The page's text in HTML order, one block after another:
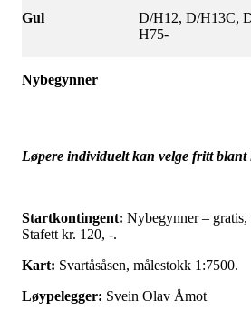
Gul
D/H12, D/H13C,
H75-
Nybegynner
Løpere individuelt kan velge fritt blant
Startkontingent: Nybegynner –
Stafett kr. 120, -.
Kart: Svartåsåsen, målestokk 1:7500.
Løypelegger: Svein Olav Åmot